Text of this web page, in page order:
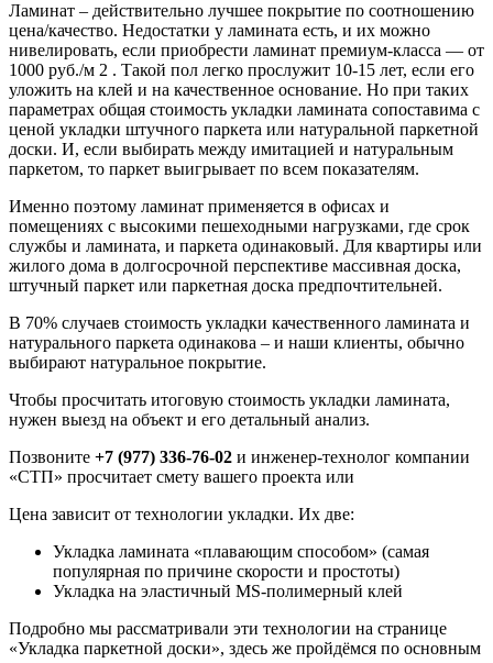
Ламинат – действительно лучшее покрытие по соотношению
цена/качество. Недостатки у ламината есть, и их можно
нивелировать, если приобрести ламинат премиум-класса — от
1000 руб./м 2 . Такой пол легко прослужит 10-15 лет, если его
уложить на клей и на качественное основание. Но при таких
параметрах общая стоимость укладки ламината сопоставима с
ценой укладки штучного паркета или натуральной паркетной
доски. И, если выбирать между имитацией и натуральным
паркетом, то паркет выигрывает по всем показателям.
Именно поэтому ламинат применяется в офисах и
помещениях с высокими пешеходными нагрузками, где срок
службы и ламината, и паркета одинаковый. Для квартиры или
жилого дома в долгосрочной перспективе массивная доска,
штучный паркет или паркетная доска предпочтительней.
В 70% случаев стоимость укладки качественного ламината и
натурального паркета одинакова – и наши клиенты, обычно
выбирают натуральное покрытие.
Чтобы просчитать итоговую стоимость укладки ламината,
нужен выезд на объект и его детальный анализ.
Позвоните +7 (977) 336-76-02 и инженер-технолог компании
«СТП» просчитает смету вашего проекта или
Цена зависит от технологии укладки. Их две:
Укладка ламината «плавающим способом» (самая
популярная по причине скорости и простоты)
Укладка на эластичный MS-полимерный клей
Подробно мы рассматривали эти технологии на странице
«Укладка паркетной доски», здесь же пройдёмся по основным